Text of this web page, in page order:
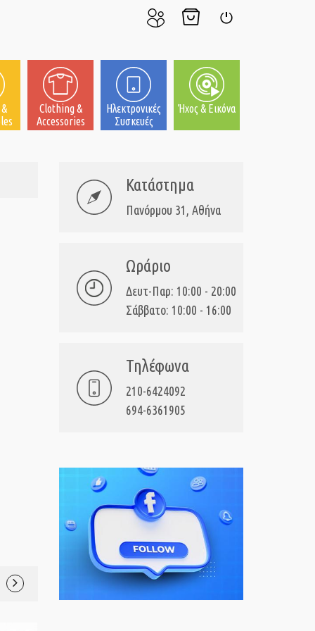
μου
Clothing &
Accessories
Ηλεκτρονικές
Συσκευές
Ήχος & Εικόνα
Κατάστημα
Πανόρμου 31, Αθήνα
Ωράριο
Δευτ-Παρ: 10:00 - 20:00
Σάββατο: 10:00 - 16:00
Τηλέφωνα
210-6424092
694-6361905